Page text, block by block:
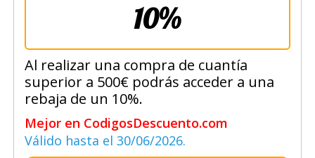
10%
Al realizar una compra de cuantía
superior a 500€ podrás acceder a una
rebaja de un 10%.
Mejor en CodigosDescuento.com
Válido hasta el 30/06/2026.